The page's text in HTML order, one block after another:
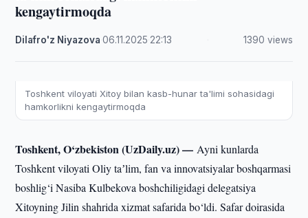
kengaytirmoqda
Dilafro'z Niyazova ·06.11.2025 22:13 1390 views
Toshkent viloyati Xitoy bilan kasb-hunar ta'limi sohasidagi
hamkorlikni kengaytirmoqda
Toshkent, O‘zbekiston (UzDaily.uz) —Ayni kunlarda
Toshkent viloyati Oliy taʼlim, fan va innovatsiyalar boshqarmasi
boshlig‘i Nasiba Kulbekova boshchiligidagi delegatsiya
Xitoyning Jilin shahrida xizmat safarida bo‘ldi. Safar doirasida